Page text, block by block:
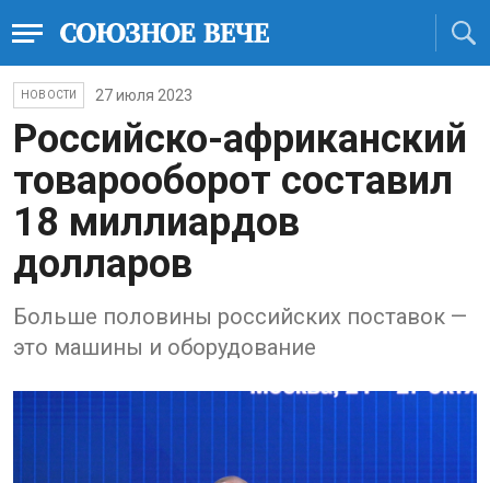
НОВОСТИ 27 июля 2023
Российско-африканский
товарооборот составил
18 миллиардов
долларов
Больше половины российских поставок —
это машины и оборудование